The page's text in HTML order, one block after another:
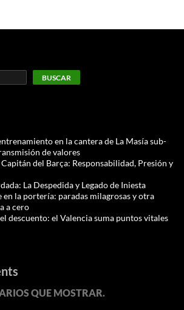
BUSCAR
en la cantera de La Masía sub-
de valores
del Barça: Responsabilidad, Presión y
La Despedida y Legado de Iniesta
en la portería: paradas milagrosas y otra
a cero
descuento: el Valencia suma puntos vitales
QUE MOSTRAR.